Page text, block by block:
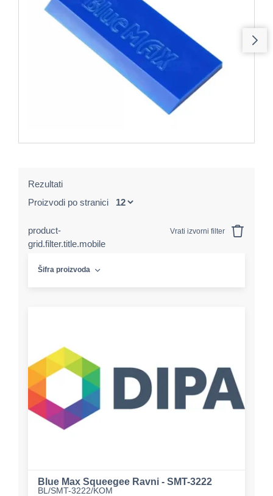
Rezultati
Proizvodi po stranici
product-
grid.filter.title.mobile
Vrati izvorni filter
Šifra proizvoda
Blue Max Squeegee Ravni - SMT-3222
BL/SMT-3222/KOM